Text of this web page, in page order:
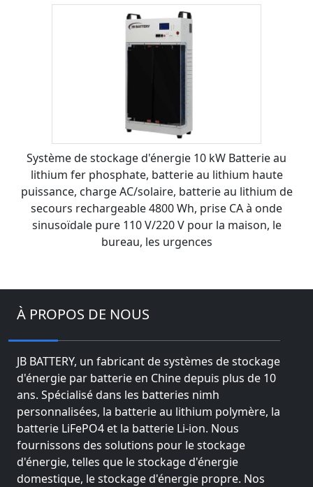
Système de stockage d'énergie 10 kW Batterie au
lithium fer phosphate, batterie au lithium haute
puissance, charge AC/solaire, batterie au lithium de
secours rechargeable 4800 Wh, prise CA à onde
sinusoïdale pure 110 V/220 V pour la maison, le
bureau, les urgences
À PROPOS DE NOUS
JB BATTERY, un fabricant de systèmes de stockage
d'énergie par batterie en Chine depuis plus de 10
ans. Spécialisé dans les batteries nimh
personnalisées, la batterie au lithium polymère, la
batterie LiFePO4 et la batterie Li-ion. Nous
fournissons des solutions pour le stockage
d'énergie, telles que le stockage d'énergie
domestique, le stockage d'énergie propre. Nos